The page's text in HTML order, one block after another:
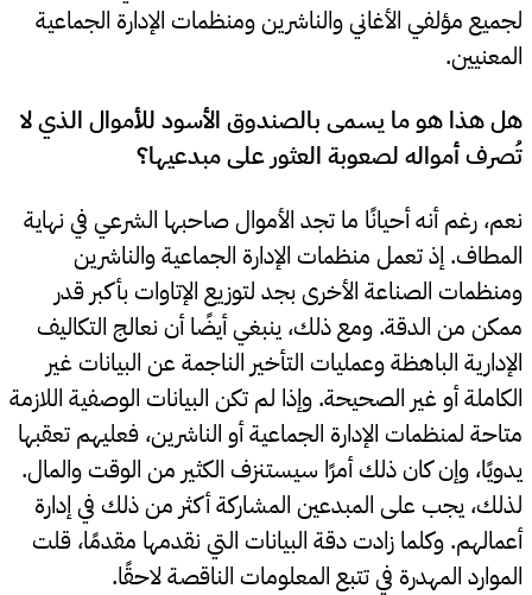
لجميع مؤلفي الأغاني والناشرين ومنظمات الإدارة الجماعية
المعنيين.
هل هذا هو ما يسمى بالصندوق الأسود للأموال الذي لا
تُصرف أمواله لصعوبة العثور على مبدعيها؟
نعم، رغم أنه أحيانًا ما تجد الأموال صاحبها الشرعي في نهاية
المطاف. إذ تعمل منظمات الإدارة الجماعية والناشرين
ومنظمات الصناعة الأخرى بجد لتوزيع الإتاوات بأكبر قدر
ممكن من الدقة. ومع ذلك، ينبغي أيضًا أن نعالج التكاليف
الإدارية الباهظة وعمليات التأخير الناجمة عن البيانات غير
الكاملة أو غير الصحيحة. وإذا لم تكن البيانات الوصفية اللازمة
متاحة لمنظمات الإدارة الجماعية أو الناشرين، فعليهم تعقبها
يدويًا، وإن كان ذلك أمرًا سيستنزف الكثير من الوقت والمال.
لذلك، يجب على المبدعين المشاركة أكثر من ذلك في إدارة
أعمالهم. وكلما زادت دقة البيانات التي نقدمها مقدمًا، قلت
الموارد المهدرة في تتبع المعلومات الناقصة لاحقًا.